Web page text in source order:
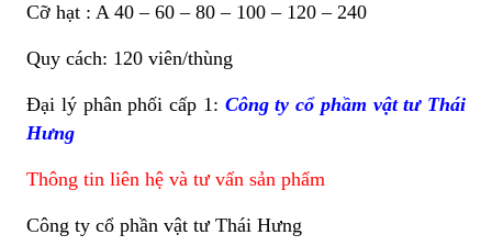
Cỡ hạt : A 40 – 60 – 80 – 100 – 120 – 240
Quy cách: 120 viên/thùng
Đại lý phân phối cấp 1: Công ty cổ phầm vật tư Thái
Hưng
Thông tin liên hệ và tư vấn sản phẩm
Công ty cổ phần vật tư Thái Hưng